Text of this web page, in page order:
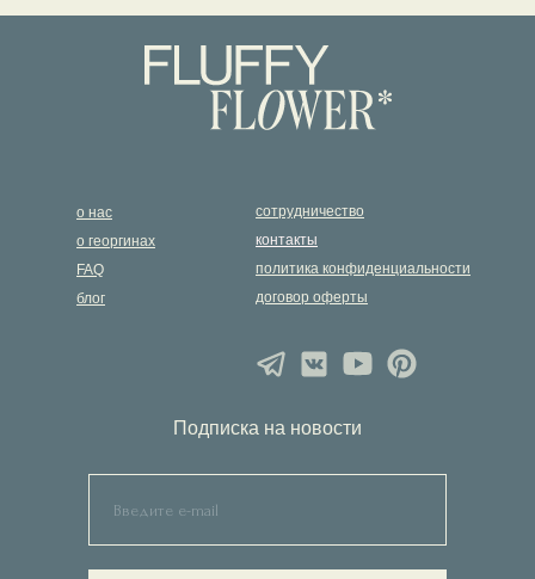
Подписка на новости
о нас
о георгинах
FAQ
блог
сотрудничество
контакты
политика конфиденциальности
договор оферты